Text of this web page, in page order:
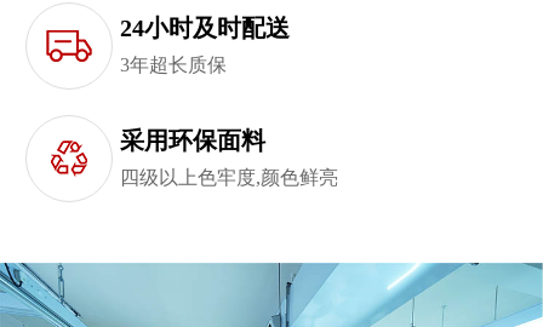
24小时及时配送
3年超长质保
采用环保面料
四级以上色牢度,颜色鲜亮